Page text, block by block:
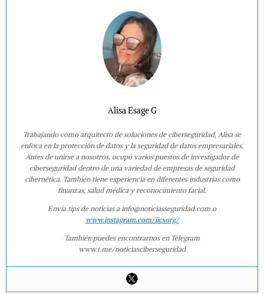
Alisa Esage G
Trabajando como arquitecto de soluciones de ciberseguridad, Alisa se
enfoca en la protección de datos y la seguridad de datos empresariales.
Antes de unirse a nosotros, ocupó varios puestos de investigador de
ciberseguridad dentro de una variedad de empresas de seguridad
cibernética. También tiene experiencia en diferentes industrias como
finanzas, salud médica y reconocimiento facial.
Envía tips de noticias a info@noticiasseguridad.com o
www.instagram.com/iicsorg/
También puedes encontrarnos en Telegram
www.t.me/noticiasciberseguridad